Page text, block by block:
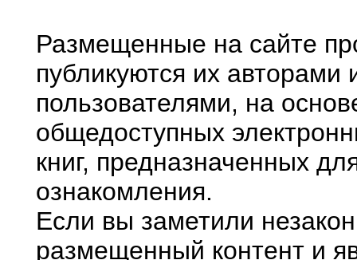
Размещенные на сайте
публикуются их авторами
пользователями, на
общедоступных
книг, предназначенных
ознакомления.
Если вы заметили
размещенный контент и